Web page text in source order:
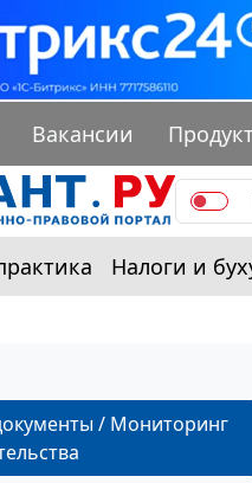
Вакансии
Налоги и
/ Мониторинг